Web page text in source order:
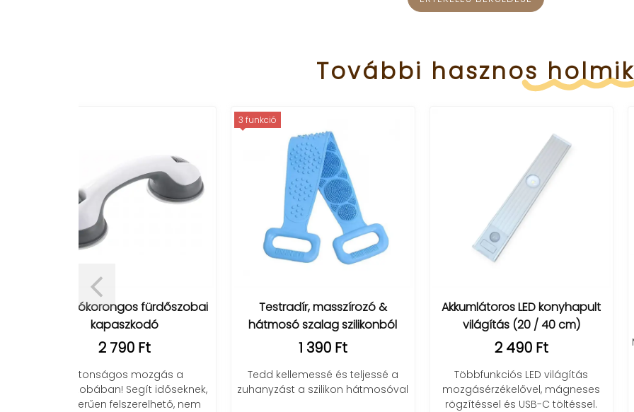
További hasznos holmik
Testradír, masszírozó &
hátmosó szalag szilikonból
Tedd kellemessé és teljessé a
zuhanyzást a szilikon hátmosóval
Akkumlátoros LED konyhapult
világítás (20 / 40 cm)
Többfunkciós LED világítás
mozgásérzékelővel, mágneses
rögzítéssel és USB-C töltéssel.
Mini retro óra /LCD,
7 490 Ft
Mini retro TV alakú óra,
LCD kijelzővel, ébresztővel,
hőmérővel, akkumlátorral